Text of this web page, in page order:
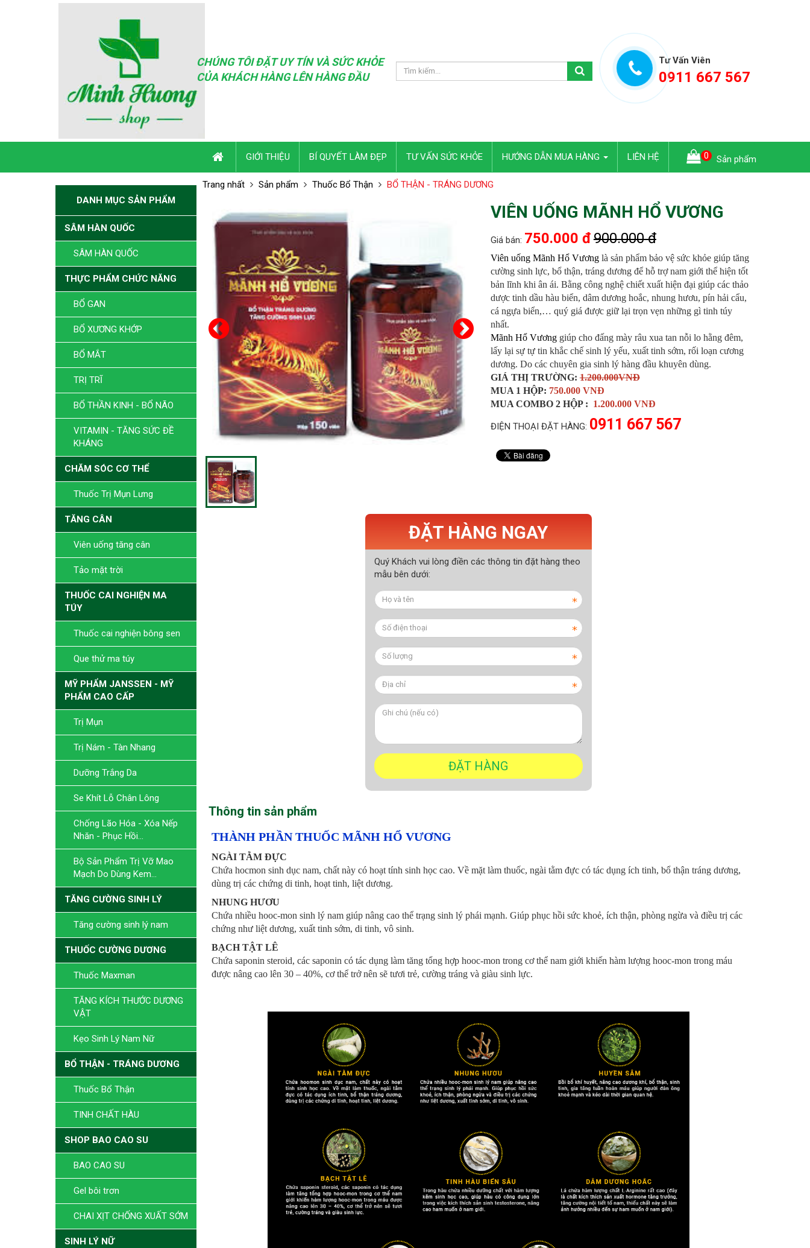
CHÚNG TÔI ĐẶT UY TÍN VÀ SỨC KHỎE
CỦA KHÁCH HÀNG LÊN HÀNG ĐẦU
Tư Vấn Viên
0911 667 567
GIỚI THIỆU BÍ QUYẾT LÀM ĐẸP TƯ VẤN SỨC KHỎE HƯỚNG DẪN MUA HÀNG LIÊN HỆ Sản phẩm
0
Trang nhất Sản phẩm Thuốc Bổ Thận BỔ THẬN - TRÁNG DƯƠNG
VIÊN UỐNG MÃNH HỔ VƯƠNG
Giá bán: 750.000 đ900.000 đ
Viên uống Mãnh Hổ Vương là sản phẩm bảo vệ sức khỏe giúp tăng
cường sinh lực, bổ thận, tráng dương để hỗ trợ nam giới thể hiện tốt
bản lĩnh khi ân ái. Bằng công nghệ chiết xuất hiện đại giúp các thảo
dược tinh dầu hàu biển, dâm dương hoắc, nhung hươu, pín hải cẩu,
cá ngựa biển,… quý giá được giữ lại trọn vẹn những gì tinh túy
nhất.
Mãnh Hổ Vươnggiúp cho đấng mày râu xua tan nỗi lo hằng đêm,
lấy lại sự tự tin khắc chế sinh lý yếu, xuất tinh sớm, rối loạn cương
dương. Do các chuyên gia sinh lý hàng đầu khuyên dùng.
GIÁ THỊ TRƯỜNG: 1.200.000VNĐ
MUA 1 HỘP: 750.000 VNĐ
MUA COMBO 2 HỘP : 1.200.000 VNĐ
ĐIỆN THOẠI ĐẶT HÀNG: 0911 667 567
ĐẶT HÀNG NGAY
Quý Khách vui lòng điền các thông tin đặt hàng theo
mẫu bên dưới:
Thông tin sản phẩm
THÀNH PHẦN THUỐC MÃNH HỔ VƯƠNG
NGÀI TẰM ĐỰC
Chứa hocmon sinh dục nam, chất này có hoạt tính sinh học cao. Về mặt làm thuốc, ngài tằm đực có tác dụng ích tinh, bổ thận tráng dương,
dùng trị các chứng di tinh, hoạt tinh, liệt dương.
NHUNG HƯƠU
Chứa nhiều hooc-mon sinh lý nam giúp nâng cao thể trạng sinh lý phái mạnh. Giúp phục hồi sức khoẻ, ích thận, phòng ngừa và điều trị các
chứng như liệt dương, xuất tinh sớm, di tinh, vô sinh.
BẠCH TẬT LÊ
Chứa saponin steroid, các saponin có tác dụng làm tăng tổng hợp hooc-mon trong cơ thể nam giới khiến hàm lượng hooc-mon trong máu
được nâng cao lên 30 – 40%, cơ thể trở nên sẽ tươi trẻ, cường tráng và giàu sinh lực.
DANH MỤC SẢN PHẨM
SÂM HÀN QUỐC
SÂM HÀN QUỐC
THỰC PHẨM CHỨC NĂNG
BỔ GAN
BỔ XƯƠNG KHỚP
BỔ MẮT
TRỊ TRĨ
BỔ THẦN KINH - BỔ NÃO
VITAMIN - TĂNG SỨC ĐỀ
KHÁNG
CHĂM SÓC CƠ THỂ
Thuốc Trị Mụn Lưng
TĂNG CÂN
Viên uống tăng cân
Tảo mặt trời
THUỐC CAI NGHIỆN MA
TÚY
Thuốc cai nghiện bông sen
Que thử ma túy
MỸ PHẨM JANSSEN - MỸ
PHẨM CAO CẤP
Trị Mụn
Trị Nám - Tàn Nhang
Dưỡng Trắng Da
Se Khít Lỗ Chân Lông
Chống Lão Hóa - Xóa Nếp
Nhăn - Phục Hồi...
Bộ Sản Phẩm Trị Vỡ Mao
Mạch Do Dùng Kem...
TĂNG CƯỜNG SINH LÝ
Tăng cường sinh lý nam
THUỐC CƯỜNG DƯƠNG
Thuốc Maxman
TĂNG KÍCH THƯỚC DƯƠNG
VẬT
Kẹo Sinh Lý Nam Nữ
BỔ THẬN - TRÁNG DƯƠNG
Thuốc Bổ Thận
TINH CHẤT HÀU
SHOP BAO CAO SU
BAO CAO SU
Gel bôi trơn
CHAI XỊT CHỐNG XUẤT SỚM
SINH LÝ NỮ